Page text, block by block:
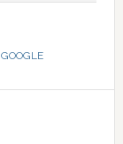
GOOGLE